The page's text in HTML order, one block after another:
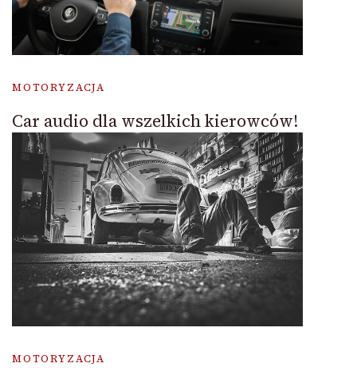
MOTORYZACJA
Car audio dla wszelkich kierowców!
MOTORYZACJA